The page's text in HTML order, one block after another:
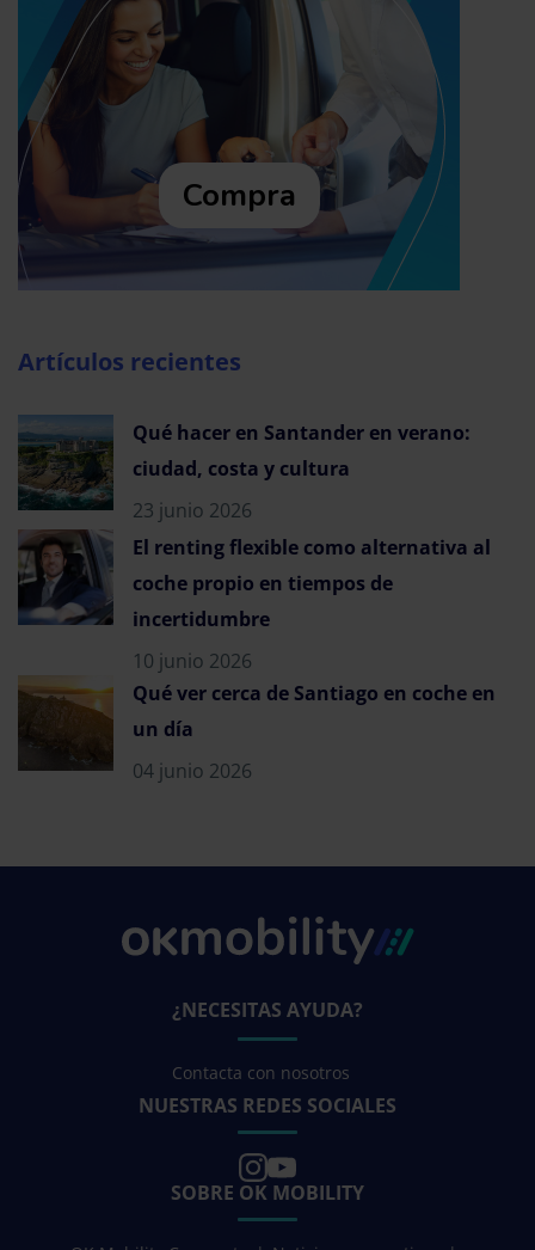
Compra
Artículos recientes
Qué hacer en Santander en verano:
ciudad, costa y cultura
23 junio 2026
El renting flexible como alternativa al
coche propio en tiempos de
incertidumbre
10 junio 2026
Qué ver cerca de Santiago en coche en
un día
04 junio 2026
¿NECESITAS AYUDA?
Contacta con nosotros
NUESTRAS REDES SOCIALES
SOBRE OK MOBILITY